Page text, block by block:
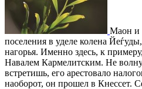
Маон и
поселения в уделе колена
нагорья. Именно здесь, к
Навалем Кармелитским. Не
встретишь, его арестовало
наоборот, он прошел в Кнессет.